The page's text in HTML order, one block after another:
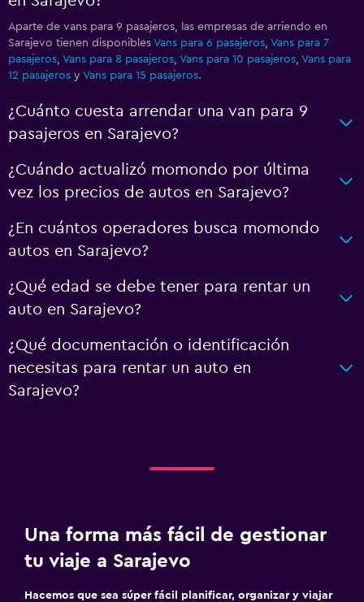
Aparte de vans para 9 pasajeros, las empresas de arriendo en
Sarajevo tienen disponibles Vans para 6 pasajeros Vans para 7
pasajeros Vans para 8 pasajeros Vans para 10 pasajeros Vans para
12 pasajeros y Vans para 15 pasajeros.
¿Cuánto cuesta arrendar una van para 9
pasajeros en Sarajevo?
¿Cuándo actualizó momondo por última
vez los precios de autos en Sarajevo?
¿En cuántos operadores busca momondo
autos en Sarajevo?
¿Qué edad se debe tener para rentar un
auto en Sarajevo?
¿Qué documentación o identificación
necesitas para rentar un auto en
Sarajevo?
Una forma más fácil de gestionar
tu viaje a Sarajevo
Hacemos que sea súper fácil planificar, organizar y viajar